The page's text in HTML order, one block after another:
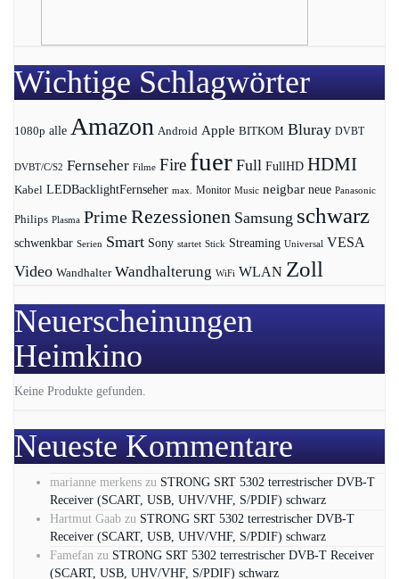
Wichtige Schlagwörter
1080p alle Amazon Android Apple BITKOM Bluray DVBT
DVBT/C/S2 Fernseher Filme Fire fuer Full FullHD HDMI
Kabel LEDBacklightFernseher max. Monitor Music neigbar neue Panasonic
Philips Plasma PrimeRezessionen Samsung schwarz
schwenkbar Serien Smart Sony startet Stick Streaming Universal VESA
Video Wandhalter Wandhalterung WiFi WLAN Zoll
Neuerscheinungen
Heimkino
Keine Produkte gefunden.
Neueste Kommentare
marianne merkens zu STRONG SRT 5302 terrestrischer DVB-T
Receiver (SCART, USB, UHV/VHF, S/PDIF) schwarz
Hartmut Gaab zu STRONG SRT 5302 terrestrischer DVB-T
Receiver (SCART, USB, UHV/VHF, S/PDIF) schwarz
Famefan zu STRONG SRT 5302 terrestrischer DVB-T Receiver
(SCART, USB, UHV/VHF, S/PDIF) schwarz